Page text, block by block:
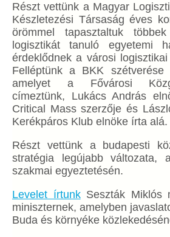
Részt vettünk a Magyar
Készletezési Társaság éves
örömmel tapasztaltuk
logisztikát tanuló egyetemi
érdeklődnek a városi
Felléptünk a BKK szétverése
amelyet a Fővárosi
címeztünk, Lukács András
Critical Mass szerzője és
Kerékpáros Klub elnöke írta alá.
Részt vettünk a budapesti
stratégia legújabb változata,
szakmai egyeztetésén.
Levelet írtunkSeszták Miklós
miniszternek, amelyben
Buda és környéke